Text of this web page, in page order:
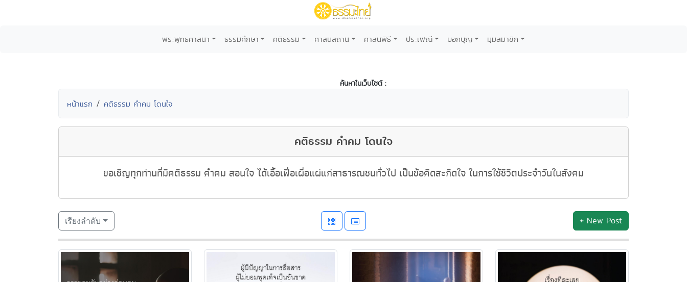
พระพุทธศาสนา ธรรมศึกษา คติธรรม ศาสนสถาน ศาสนพิธี ประเพณี บอกบุญ มุมสมาชิก
ค้นหาในเว็บไซต์ :
หน้าแรก คติธรรม คำคม โดนใจ
คติธรรม คำคม โดนใจ
ขอเชิญทุกท่านที่มีคติธรรม คำคม สอนใจ ได้เอื้อเฟื่อเผื่อแผ่แก่สาธารณชนทั่วไป เป็นข้อคิดสะกิดใจ ในการใช้ชีวิตประจำวันในสังคม
เรียงลำดับ + New Post